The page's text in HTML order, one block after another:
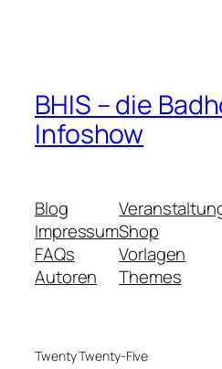
BHIS – die
Infoshow
Blog
Impressum
FAQs
Autoren
Shop
Vorlagen
Themes
Twenty Twenty-Five